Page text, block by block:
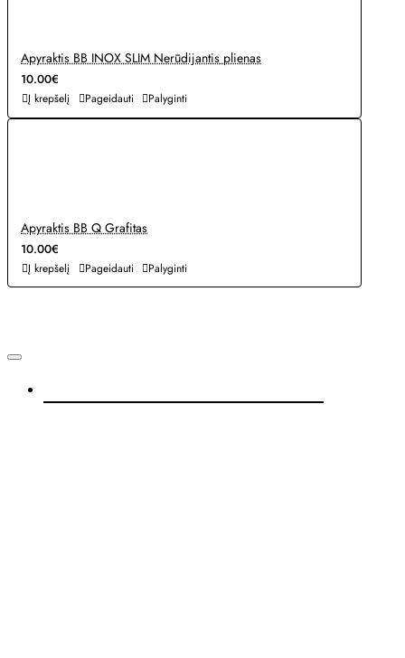
Apyraktis BB INOX SLIM Nerūdijantis plienas
10.00€
Į krepšelį Pageidauti Palyginti
Apyraktis BB Q Grafitas
10.00€
Į krepšelį Pageidauti Palyginti